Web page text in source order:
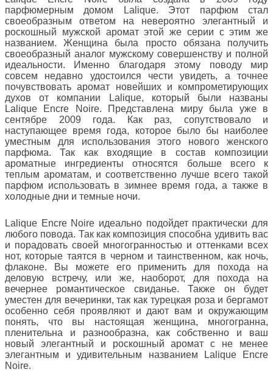
парфюмерным домом Lalique. Этот парфюм стал
своеобразным ответом на невероятно элегантный и
роскошный мужской аромат этой же серии с этим же
названием. Женщина была просто обязана получить
своеобразный аналог мужскому совершенству и полной
идеальности. Именно благодаря этому поводу мир
совсем недавно удостоился чести увидеть, а точнее
почувствовать аромат новейших и компрометирующих
духов от компании Lalique, который были названы
Lalique Encre Noire. Представлена миру была уже в
сентябре 2009 года. Как раз, сопутствовало и
наступающее время года, которое было бы наиболее
уместным для использования этого нового женского
парфюма. Так как входящие в состав композиции
ароматные ингредиенты относятся больше всего к
теплым ароматам, и соответственно лучше всего такой
парфюм использовать в зимнее время года, а также в
холодные дни и темные ночи.
Lalique Encre Noire идеально подойдет практически для
любого повода. Так как композиция способна удивить вас
и порадовать своей многогранностью и оттенками всех
нот, которые таятся в черном и таинственном, как ночь,
флаконе. Вы можете его применить для похода на
деловую встречу, или же, наоборот, для похода на
вечернее романтическое свиданье. Также он будет
уместен для вечеринки, так как турецкая роза и бергамот
особенно себя проявляют и дают вам и окружающим
понять, что вы настоящая женщина, многогранна,
пленительна и разнообразна, как собственно и ваш
новый элегантный и роскошный аромат с не менее
элегантным и удивительным названием Lalique Encre
Noire.